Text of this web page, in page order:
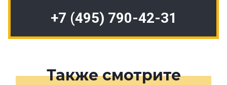
+7 (495) 790-42-31
Также смотрите